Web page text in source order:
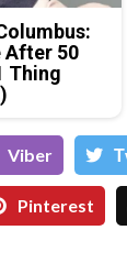
After 50
Thing
Viber
Pinterest